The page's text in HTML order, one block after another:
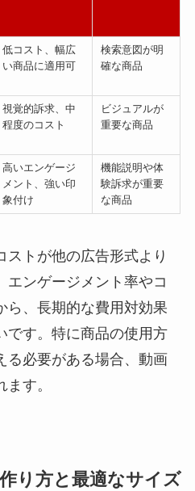
低コスト、幅広
い商品に適用可
検索意図が明
確な商品
視覚的訴求、中
程度のコスト
ビジュアルが
重要な商品
高いエンゲージ
メント、強い印
象付け
機能説明や体
験訴求が重要
な商品
ストが他の広告形式より
エンゲージメント率やコ
ら、長期的な費用対効果
です。特に商品の使用方
る必要がある場合、動画
す。
り方と最適なサイズ